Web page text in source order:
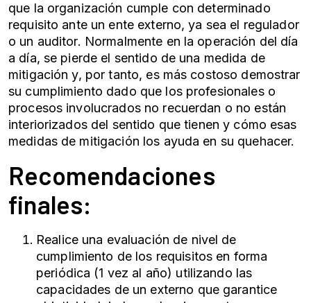
que la organización cumple con determinado
requisito ante un ente externo, ya sea el regulador
o un auditor. Normalmente en la operación del día
a día, se pierde el sentido de una medida de
mitigación y, por tanto, es más costoso demostrar
su cumplimiento dado que los profesionales o
procesos involucrados no recuerdan o no están
interiorizados del sentido que tienen y cómo esas
medidas de mitigación los ayuda en su quehacer.
Recomendaciones
finales:
Realice una evaluación de nivel de
cumplimiento de los requisitos en forma
periódica (1 vez al año) utilizando las
capacidades de un externo que garantice